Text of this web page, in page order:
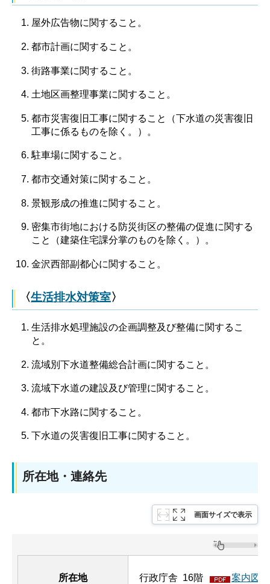
屋外広告物に関すること。
都市計画に関すること。
街路事業に関すること。
土地区画整理事業に関すること。
都市災害復旧工事に関すること（下水道の災害復旧
工事に係るものを除く。）。
駐車場に関すること。
都市交通対策に関すること。
景観形成の推進に関すること。
密集市街地における防災街区の整備の促進に関する
こと（建築住宅課分掌のものを除く。）。
金沢西部副都心に関すること。
〈生活排水対策室〉
生活排水処理施設の企画調整及び整備に関するこ
と。
流域別下水道整備総合計画に関すること。
流域下水道の建設及び管理に関すること。
都市下水路に関すること。
下水道の災害復旧工事に関すること。
所在地・連絡先
画面サイズで表示
所在地 行政庁舎 16階 案内図